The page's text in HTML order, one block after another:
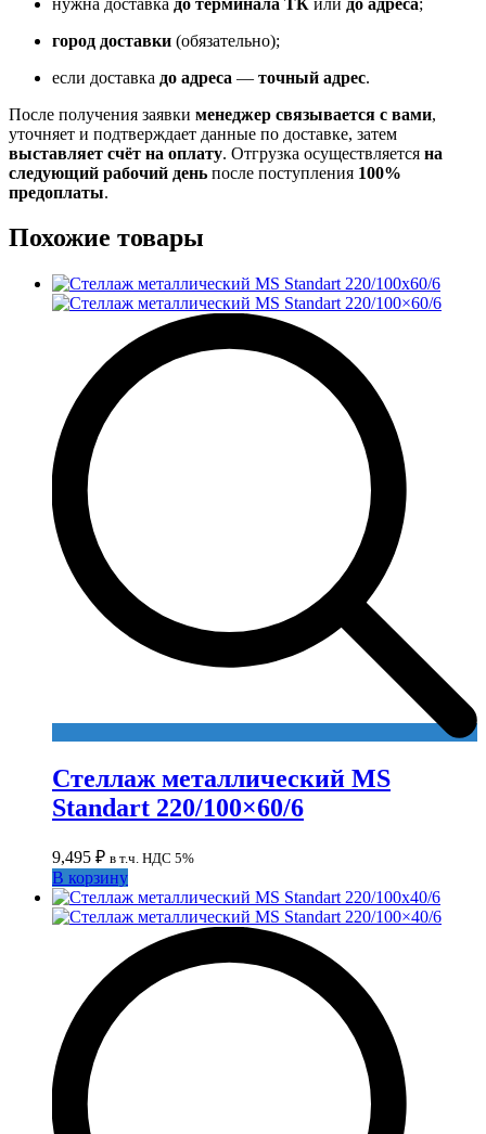
город доставки (обязательно);
если доставка до адреса — точный адрес.
После получения заявки менеджер связывается с вами,
уточняет и подтверждает данные по доставке, затем
выставляет счёт на оплату. Отгрузка осуществляется на
следующий рабочий день после поступления 100%
предоплаты.
Похожие товары
Стеллаж металлический MS
Standart 220/100×60/6
9,495 ₽ в т.ч. НДС 5%
В корзину